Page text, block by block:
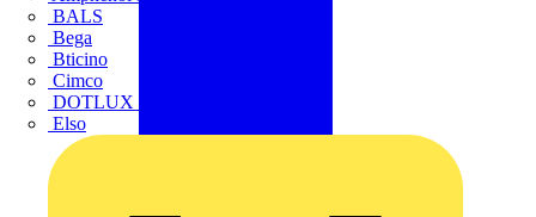
BALS
Bega
Bticino
Cimco
DOTLUX GmbH
Elso